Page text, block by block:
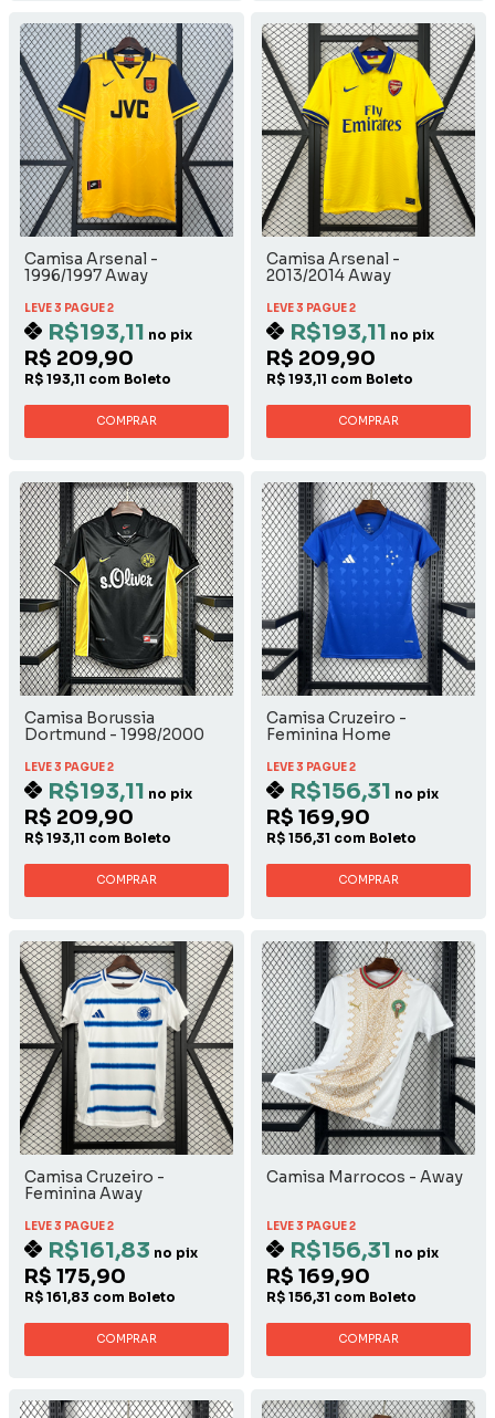
Camisa Arsenal -
1996/1997 Away
LEVE 3 PAGUE 2
R$193,11 no pix
R$ 209,90
R$ 193,11 com Boleto
COMPRAR
Camisa Arsenal -
2013/2014 Away
LEVE 3 PAGUE 2
R$193,11 no pix
R$ 209,90
R$ 193,11 com Boleto
COMPRAR
Camisa Borussia
Dortmund - 1998/2000
LEVE 3 PAGUE 2
R$193,11 no pix
R$ 209,90
R$ 193,11 com Boleto
COMPRAR
Camisa Cruzeiro -
Feminina Home
LEVE 3 PAGUE 2
R$156,31 no pix
R$ 169,90
R$ 156,31 com Boleto
COMPRAR
Camisa Cruzeiro -
Feminina Away
LEVE 3 PAGUE 2
R$161,83 no pix
R$ 175,90
R$ 161,83 com Boleto
COMPRAR
Camisa Marrocos - Away
LEVE 3 PAGUE 2
R$156,31 no pix
R$ 169,90
R$ 156,31 com Boleto
COMPRAR